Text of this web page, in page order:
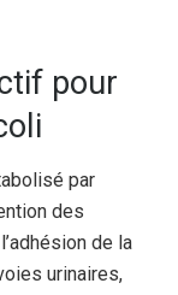
pour
par
des
de la
urinaires,